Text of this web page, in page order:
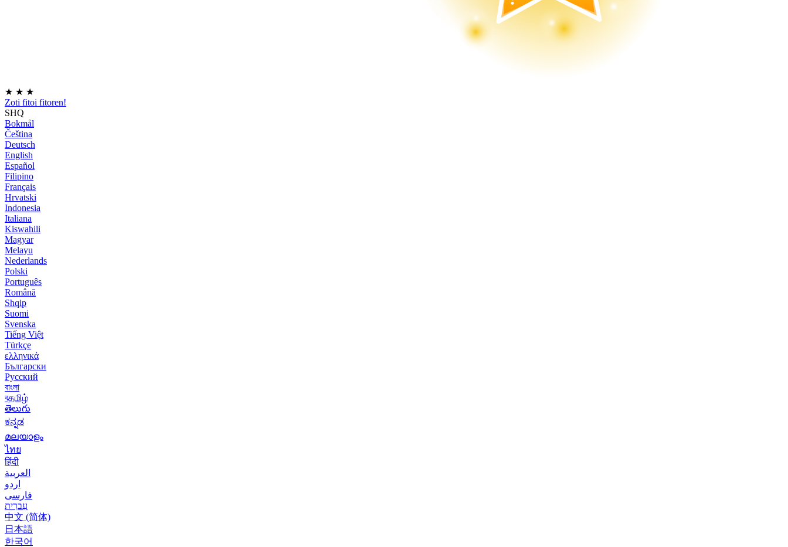
★ ★ ★
Zoti fitoi fitoren!
SHQ
Bokmål
Čeština
Deutsch
English
Español
Filipino
Français
Hrvatski
Indonesia
Italiana
Kiswahili
Magyar
Melayu
Nederlands
Polski
Português
Română
Shqip
Suomi
Svenska
Tiếng Việt
Türkçe
ελληνικά
Български
Русский
বাংলা
বதமிழ்
తెలుగు
ಕನ್ನಡ
മലയാളം
ไทย
हिंदी
العربية
اردو
فارسی
עִברִית
中文 (简体)
日本語
한국어